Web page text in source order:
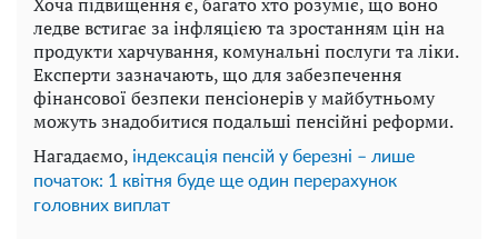
ледве встигає за інфляцією та зростанням цін на
продукти харчування, комунальні послуги та ліки.
Експерти зазначають, що для забезпечення
фінансової безпеки пенсіонерів у майбутньому
можуть знадобитися подальші пенсійні реформи.
Нагадаємо, індексація пенсій у березні – лише
початок: 1 квітня буде ще один перерахунок
головних виплат